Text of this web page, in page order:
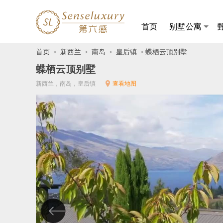
首页 别墅公寓
首页 > 新西兰 > 南岛 > 皇后镇 > 蝶栖云顶别墅
蝶栖云顶别墅
新西兰，南岛，皇后镇 查看地图